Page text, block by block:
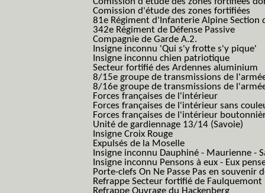
Comission d'étude des zones fortifiées
81e Régiment d'Infanterie Alpine Section
342e Régiment de Défense Passive
Compagnie de Garde A.2.
Insigne inconnu 'Qui s'y frotte s'y pique'
Insigne inconnu chien patriotique
Secteur fortifié des Ardennes aluminium
8/15e groupe de transmissions de
8/16e groupe de transmissions de
Forces françaises de l'intérieur
Forces françaises de l'intérieur sans
Forces françaises de l'intérieur
Unité de gardiennage 13/14 (Savoie)
Insigne Croix Rouge
Expulsés de la Moselle
Insigne inconnu Dauphiné - Maurienne -
Insigne inconnu Pensons à eux - Eux
Porte-clefs On Ne Passe Pas en souvenir
Refrappe Secteur fortifié de Faulquemont
Refrappe Ouvrage du Hackenberg